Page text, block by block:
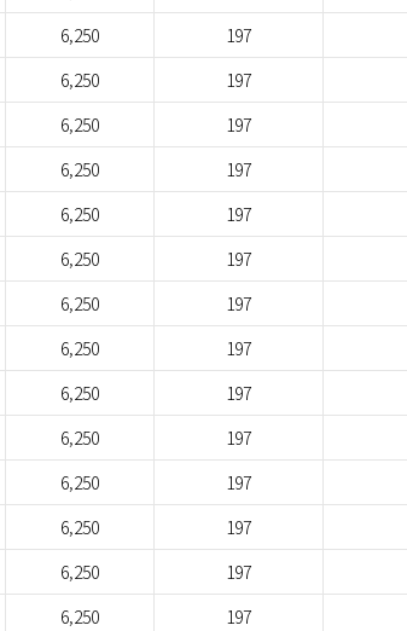
6,250 197
6,250 197
6,250 197
6,250 197
6,250 197
6,250 197
6,250 197
6,250 197
6,250 197
6,250 197
6,250 197
6,250 197
6,250 197
6,250 197